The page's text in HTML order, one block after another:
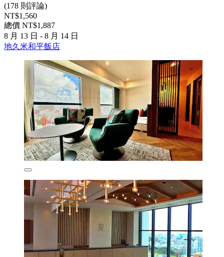
(178 則評論)
NT$1,560
總價 NT$1,887
8 月 13 日 - 8 月 14 日
地久米和平飯店